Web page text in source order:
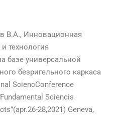
В.А., Инновационная
и технология
базе универсальной
безригельного каркаса
SciencConference
Sciencis
28,2021) Geneva,